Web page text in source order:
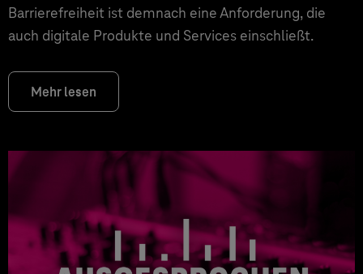
Barrierefreiheit ist demnach eine Anforderung, die
auch digitale Produkte und Services einschließt.
Mehr lesen